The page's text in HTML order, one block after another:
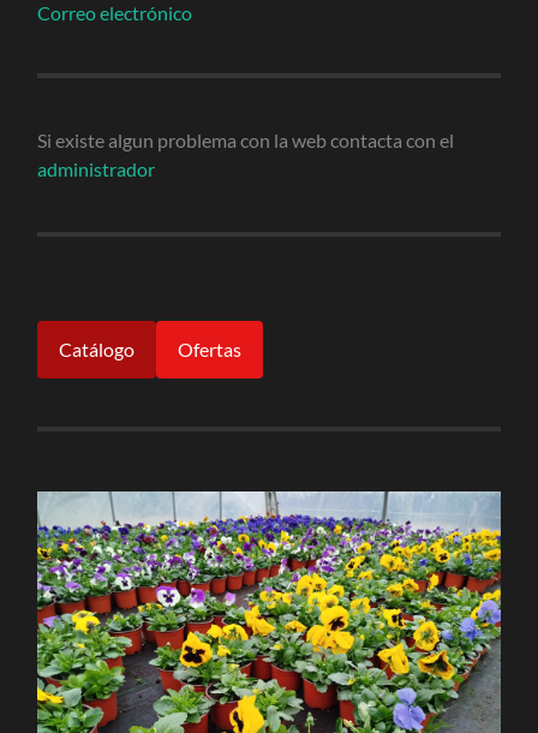
Correo electrónico
Si existe algun problema con la web contacta con el
administrador
Catálogo Ofertas